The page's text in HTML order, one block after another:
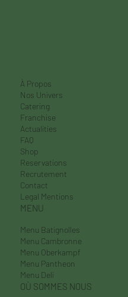
À Propos
Nos Univers
Catering
Franchise
Actualities
FAQ
Shop
Reservations
Recrutement
Contact
Legal Mentions
Menu Batignolles
Menu Cambronne
Menu Oberkampf
Menu Pantheon
Menu Deli